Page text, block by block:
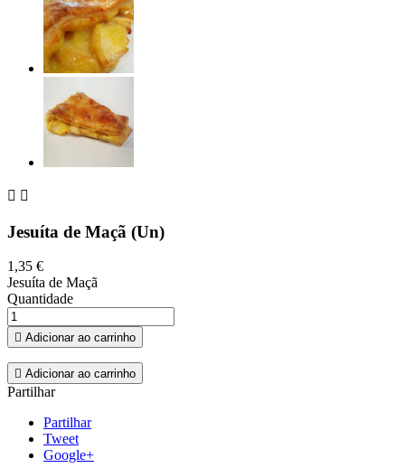
 
Jesuíta de Maçã (Un)
1,35 €
Jesuíta de Maçã
Quantidade
 Adicionar ao carrinho
 Adicionar ao carrinho
Partilhar
Partilhar
Tweet
Google+